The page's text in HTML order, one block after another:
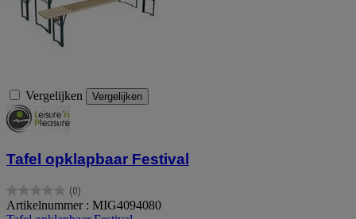
Vergelijken Vergelijken
Tafel opklapbaar Festival
(0)
0.0
van
Artikelnummer : MIG4094080